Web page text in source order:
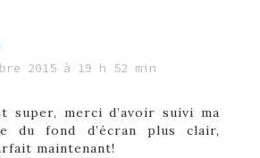
2015 à 19 h 52 min
super, merci d’avoir suivi ma
du fond d’écran plus clair,
maintenant!